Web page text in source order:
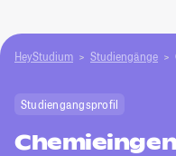
HeyStudium Studiengänge
Studiengangsprofil